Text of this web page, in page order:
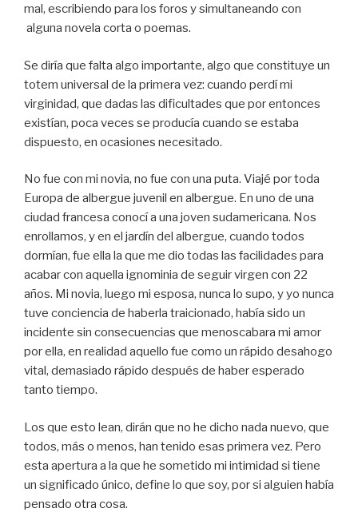
mal, escribiendo para los foros y simultaneando con
alguna novela corta o poemas.
Se diría que falta algo importante, algo que constituye un
totem universal de la primera vez: cuando perdí mi
virginidad, que dadas las dificultades que por entonces
existían, poca veces se producía cuando se estaba
dispuesto, en ocasiones necesitado.
No fue con mi novia, no fue con una puta. Viajé por toda
Europa de albergue juvenil en albergue. En uno de una
ciudad francesa conocí a una joven sudamericana. Nos
enrollamos, y en el jardín del albergue, cuando todos
dormían, fue ella la que me dio todas las facilidades para
acabar con aquella ignominia de seguir virgen con 22
años. Mi novia, luego mi esposa, nunca lo supo, y yo nunca
tuve conciencia de haberla traicionado, había sido un
incidente sin consecuencias que menoscabara mi amor
por ella, en realidad aquello fue como un rápido desahogo
vital, demasiado rápido después de haber esperado
tanto tiempo.
Los que esto lean, dirán que no he dicho nada nuevo, que
todos, más o menos, han tenido esas primera vez. Pero
esta apertura a la que he sometido mi intimidad si tiene
un significado único, define lo que soy, por si alguien había
pensado otra cosa.